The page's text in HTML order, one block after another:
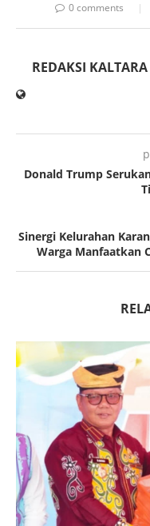
0 comments
REDAKSI KALTARA
Donald Trump
Sinergi Kelurahan
Warga Manfaatkan